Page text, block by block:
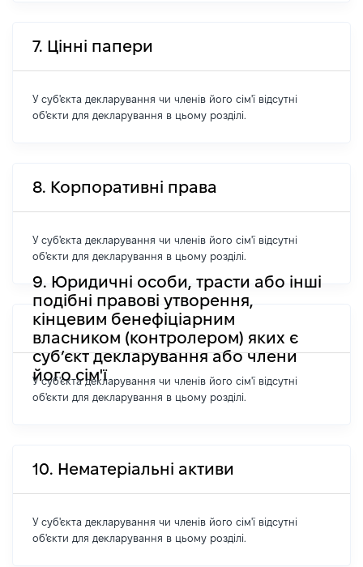
7. Цінні папери
У суб'єкта декларування чи членів його сім'ї відсутні
об'єкти для декларування в цьому розділі.
8. Корпоративні права
У суб'єкта декларування чи членів його сім'ї відсутні
об'єкти для декларування в цьому розділі.
9. Юридичні особи, трасти або інші
подібні правові утворення,
кінцевим бенефіціарним
власником (контролером) яких є
суб’єкт декларування або члени
його сім'ї
У суб'єкта декларування чи членів його сім'ї відсутні
об'єкти для декларування в цьому розділі.
10. Нематеріальні активи
У суб'єкта декларування чи членів його сім'ї відсутні
об'єкти для декларування в цьому розділі.